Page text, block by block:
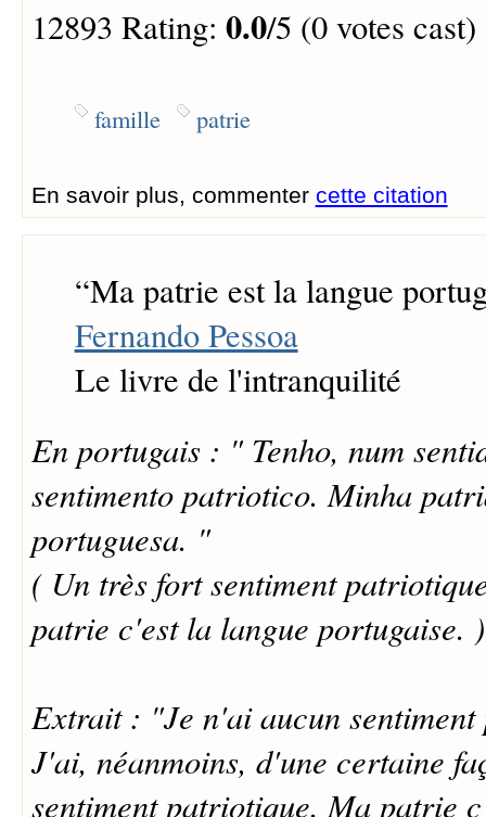
12893 Rating: 0.0/5 (0 votes cast)
famille patrie
En savoir plus, commenter cette citation
“Ma patrie est la langue
Fernando Pessoa
Le livre de l'intranquilité
En portugais : " Tenho, num
sentimento patriotico. Minha
portuguesa. "
( Un très fort sentiment
patrie c'est la langue portugaise. )
Extrait : "Je n'ai aucun
J'ai, néanmoins, d'une certaine
sentiment patriotique. Ma patrie